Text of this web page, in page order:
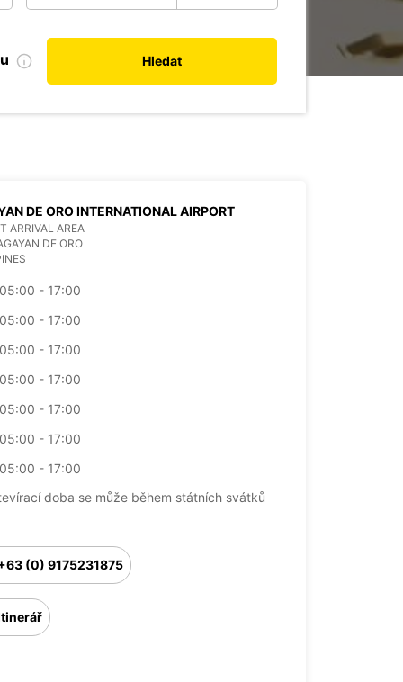
Hledat
DE ORO INTERNATIONAL AIRPORT
ARRIVAL AREA
DE ORO
05:00 - 17:00
05:00 - 17:00
05:00 - 17:00
05:00 - 17:00
05:00 - 17:00
05:00 - 17:00
05:00 - 17:00
doba se může během státních svátků
(0) 9175231875